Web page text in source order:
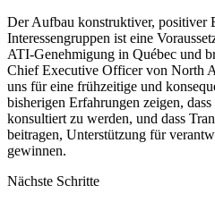
Der Aufbau konstruktiver, positiver
Interessengruppen ist eine
ATI-Genehmigung in Québec und
Chief Executive Officer von North
uns für eine frühzeitige und
bisherigen Erfahrungen zeigen,
konsultiert zu werden, und dass
beitragen, Unterstützung für
gewinnen.
Nächste Schritte